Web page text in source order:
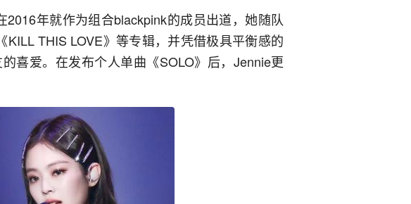
年就作为组合blackpink的成员出道，她随队
KILL THIS LOVE》等专辑，并凭借极具平衡感的
喜爱。在发布个人单曲《SOLO》后，Jennie更